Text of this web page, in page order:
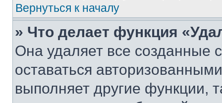
Вернуться к началу
» Что делает функция
Она удаляет все созданные
оставаться
выполняет другие функции,